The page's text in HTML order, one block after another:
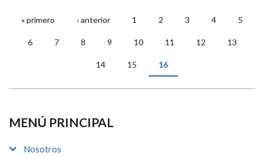
PÁGINAS
« primero ‹ anterior 1 2 3 4 5
6 7 8 9 10 11 12 13
14 15 16
MENÚ PRINCIPAL
Nosotros